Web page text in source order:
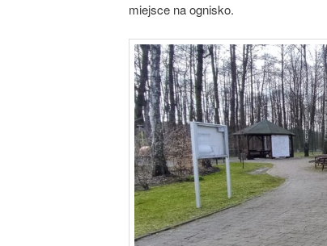
miejsce na ognisko.